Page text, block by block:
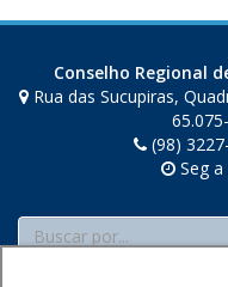
Conselho Regional
Rua das Sucupiras,
(98)
Seg a
Buscar